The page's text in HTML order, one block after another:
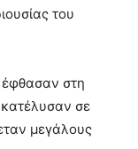
του
έφθασαν στη
κατέλυσαν σε
μεγάλους